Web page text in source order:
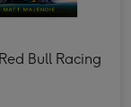
Bull Racing